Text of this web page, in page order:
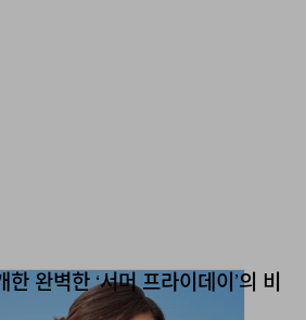
완벽한 ‘서머 프라이데이’의 비